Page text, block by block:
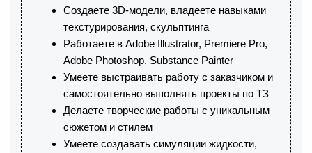
Создаете 3D-модели, владеете навыками
текстурирования, скульптинга
Работаете в Adobe Illustrator, Premiere Pro,
Adobe Photoshop, Substance Painter
Умеете выстраивать работу с заказчиком и
самостоятельно выполнять проекты по ТЗ
Делаете творческие работы с уникальным
сюжетом и стилем
Умеете создавать симуляции жидкости,